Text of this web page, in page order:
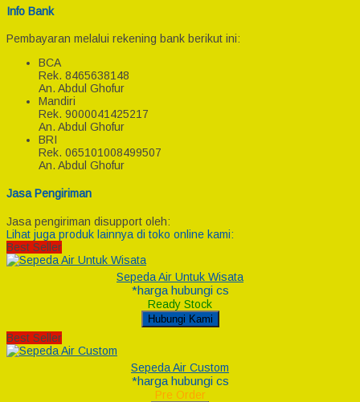
Info Bank
Pembayaran melalui rekening bank berikut ini:
BCA
Rek. 8465638148
An. Abdul Ghofur
Mandiri
Rek. 9000041425217
An. Abdul Ghofur
BRI
Rek. 065101008499507
An. Abdul Ghofur
Jasa Pengiriman
Jasa pengiriman disupport oleh:
Lihat juga produk lainnya di toko online kami:
Best Seller
Sepeda Air Untuk Wisata
*harga hubungi cs
Ready Stock
Hubungi Kami
Best Seller
Sepeda Air Custom
*harga hubungi cs
Pre Order